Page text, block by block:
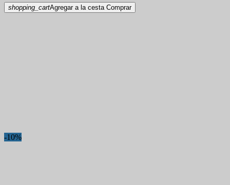
shopping_cartAgregar a la cesta Comprar
-10%